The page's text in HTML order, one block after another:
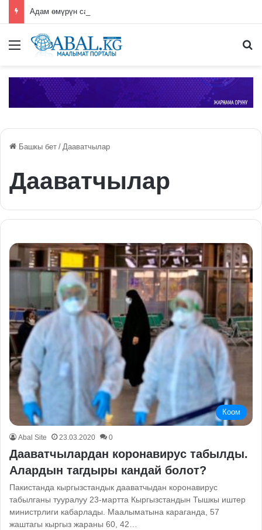
Адам өмүрүн сактап калган студентке сыйлык берилди
Меню
Башкы бет / Дааватчылар
Дааватчылар
Коом
Abal Site 23.03.2020 0
Дааватчылардан коронавирус табылды.
Алардын тагдыры кандай болот?
Пакистанда кыргызстандык дааватчыдан коронавирус
табылганы тууралуу 23-мартта Кыргызстандын Тышкы иштер
министрлиги кабарлады. Маалыматына караганда, 57
жаштагы кыргыз жараны 60, 42…